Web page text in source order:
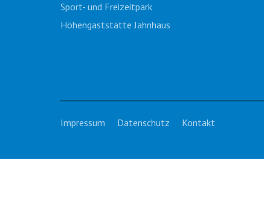
Sport- und Freizeitpark
Höhengaststätte Jahnhaus
Impressum Datenschutz
Kontakt